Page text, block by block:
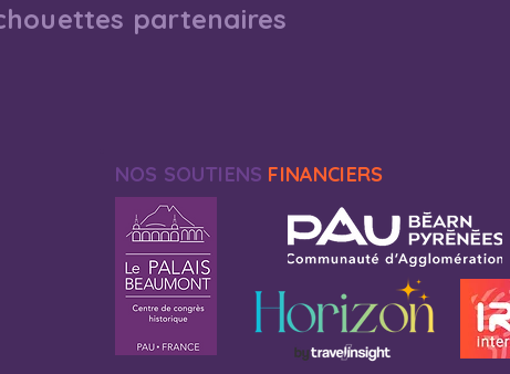
partenaires
NOS SOUTIENS FINANCIERS